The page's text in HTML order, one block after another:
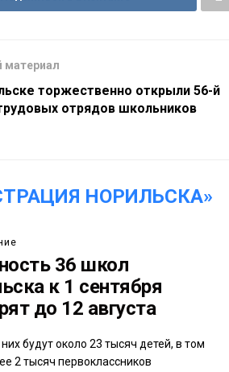
торжественно открыли 56-й
отрядов школьников
НОРИЛЬСКА»
36 школ
к 1 сентября
до 12 августа
будут около 23 тысяч детей, в том
2 тысяч первоклассников